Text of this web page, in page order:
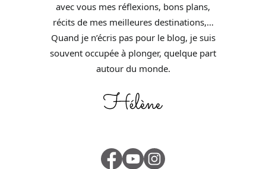
avec vous mes réflexions, bons plans,
récits de mes meilleures destinations,…
Quand je n’écris pas pour le blog, je suis
souvent occupée à plonger, quelque part
autour du monde.